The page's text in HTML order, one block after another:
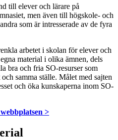
till elever och lärare på
men även till högskole- och
som är intresserade av de fyra
arbetet i skolan för elever och
material i olika ämnen, dels
bra och fria SO-resurser som
samma ställe. Målet med sajten
och öka kunskaperna inom SO-
>